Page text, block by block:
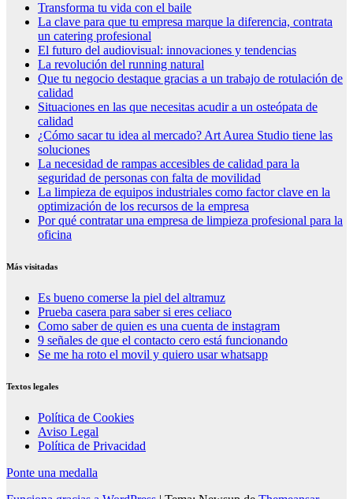
Transforma tu vida con el baile
La clave para que tu empresa marque la diferencia, contrata
un catering profesional
El futuro del audiovisual: innovaciones y tendencias
La revolución del running natural
Que tu negocio destaque gracias a un trabajo de rotulación de
calidad
Situaciones en las que necesitas acudir a un osteópata de
calidad
¿Cómo sacar tu idea al mercado? Art Aurea Studio tiene las
soluciones
La necesidad de rampas accesibles de calidad para la
seguridad de personas con falta de movilidad
La limpieza de equipos industriales como factor clave en la
optimización de los recursos de la empresa
Por qué contratar una empresa de limpieza profesional para la
oficina
Más visitadas
Es bueno comerse la piel del altramuz
Prueba casera para saber si eres celiaco
Como saber de quien es una cuenta de instagram
9 señales de que el contacto cero está funcionando
Se me ha roto el movil y quiero usar whatsapp
Textos legales
Política de Cookies
Aviso Legal
Política de Privacidad
Ponte una medalla